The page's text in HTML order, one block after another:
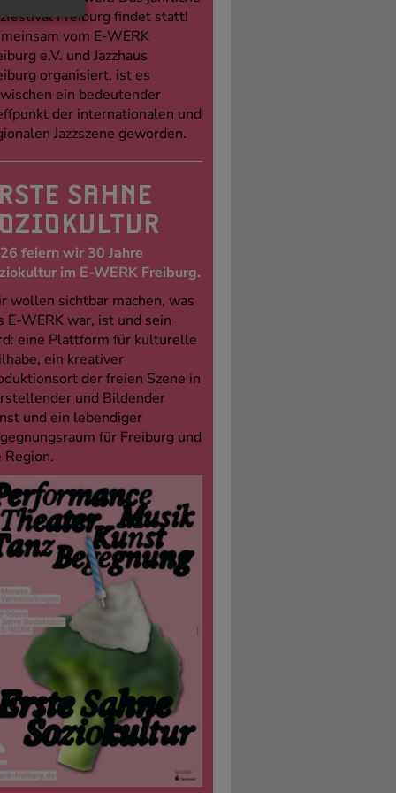
Freiburg findet statt!
vom E-WERK
e.V. und Jazzhaus
organisiert, ist es
ein bedeutender
der internationalen und
Jazzszene geworden.
SAHNE
feiern wir 30 Jahre
im E-WERK Freiburg.
wollen sichtbar machen, was
E-WERK war, ist und sein
eine Plattform für kulturelle
ein kreativer
der freien Szene in
und Bildender
und ein lebendiger
für Freiburg und
Region.